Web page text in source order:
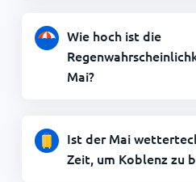
Wie hoch ist die
Mai?
Ist der Mai
Zeit, um Koblenz zu